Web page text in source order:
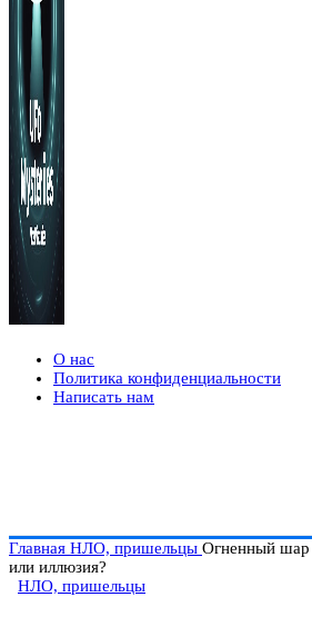
О нас
Политика конфиденциальности
Написать нам
Главная НЛО, пришельцы Огненный шар
или иллюзия?
НЛО, пришельцы